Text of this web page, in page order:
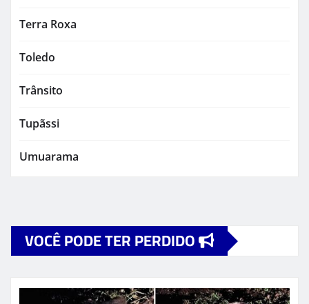
Terra Roxa
Toledo
Trânsito
Tupãssi
Umuarama
VOCÊ PODE TER PERDIDO